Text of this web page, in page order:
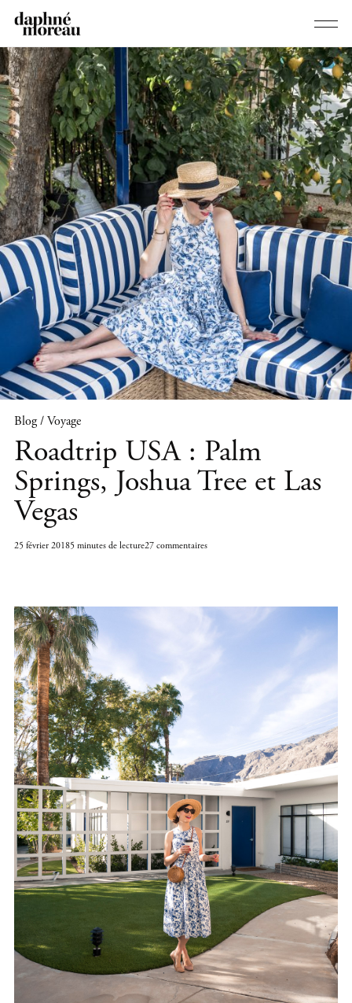
Blog / Voyage
Roadtrip USA : Palm
Springs, Joshua Tree et Las
Vegas
25 février 20185 minutes de lecture27 commentaires